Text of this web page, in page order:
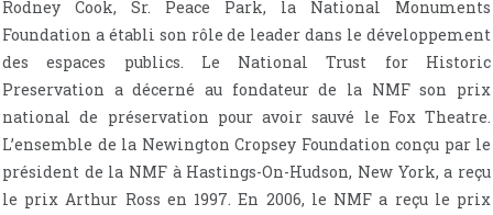
Rodney Cook, Sr. Peace Park, la National Monuments
Foundation a établi son rôle de leader dans le développement
des espaces publics. Le National Trust for Historic
Preservation a décerné au fondateur de la NMF son prix
national de préservation pour avoir sauvé le Fox Theatre.
L’ensemble de la Newington Cropsey Foundation conçu par le
président de la NMF à Hastings-On-Hudson, New York, a reçu
le prix Arthur Ross en 1997. En 2006, le NMF a reçu le prix